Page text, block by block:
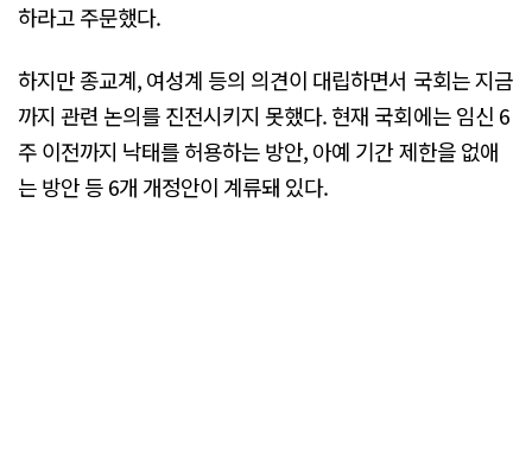
하라고 주문했다.
하지만 종교계, 여성계 등의 의견이 대립하면서 국회는 지금
까지 관련 논의를 진전시키지 못했다. 현재 국회에는 임신 6
주 이전까지 낙태를 허용하는 방안, 아예 기간 제한을 없애
는 방안 등 6개 개정안이 계류돼 있다.